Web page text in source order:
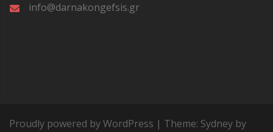
info@darnakongefsis.gr
Proudly powered by WordPress | Theme: Sydney by